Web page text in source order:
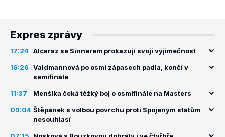
Expres zprávy
17:24 Alcaraz se Sinnerem prokazují svoji výjimečnost
16:26
Valdmannová po osmi zápasech padla, končí v
semifinále
11:37 Menšíka čeká těžký boj o osmifinále na Masters
09:04 Štěpánek s volbou povrchu proti Spojeným státům
nesouhlasí